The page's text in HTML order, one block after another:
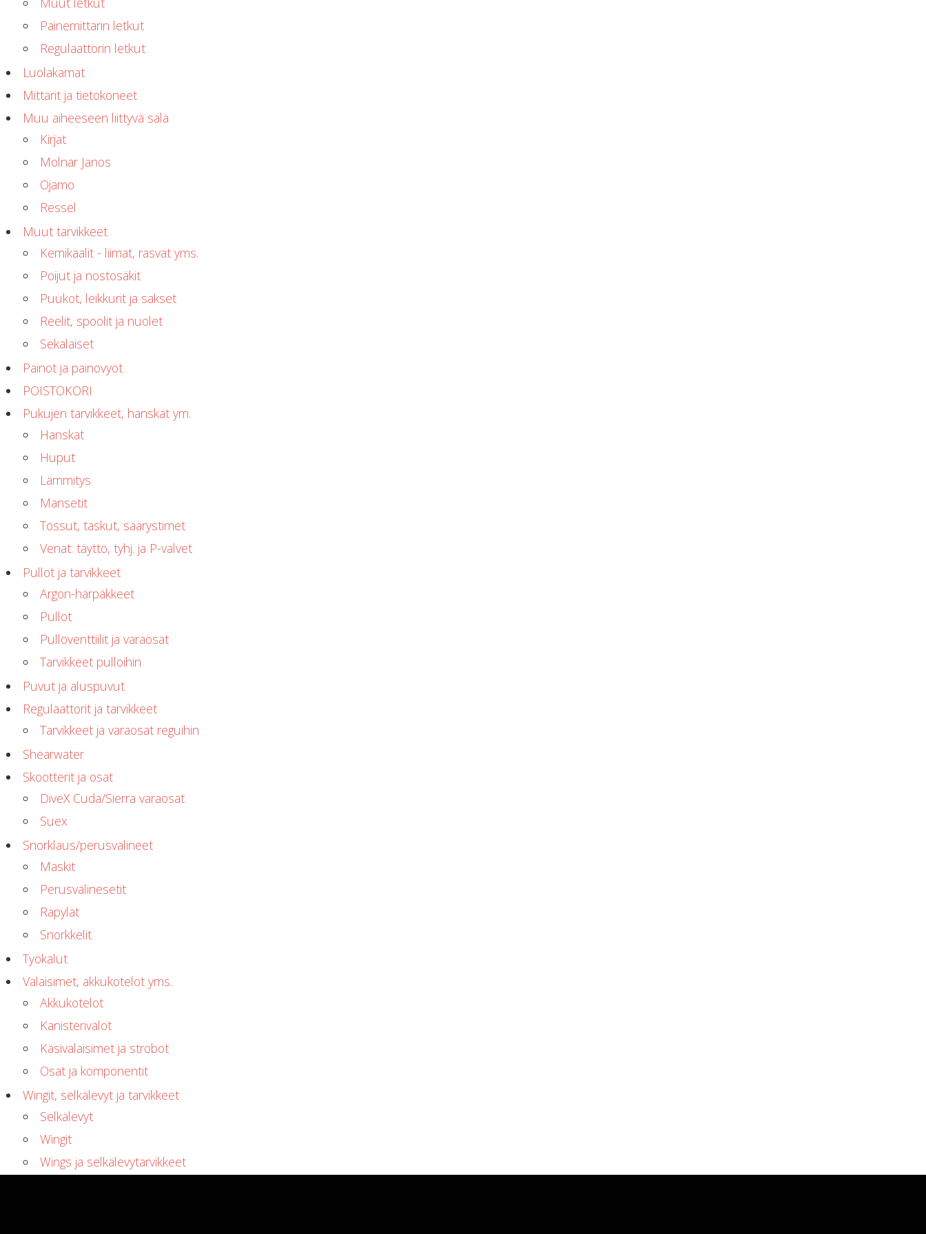
Painemittarin letkut
Regulaattorin letkut
Luolakamat
Mittarit ja tietokoneet
Muu aiheeseen liittyvä sälä
Kirjat
Molnar Janos
Ojamo
Ressel
Muut tarvikkeet
Kemikaalit - liimat, rasvat yms.
Poijut ja nostosäkit
Puukot, leikkurit ja sakset
Reelit, spoolit ja nuolet
Sekalaiset
Painot ja painovyöt
POISTOKORI
Pukujen tarvikkeet, hanskat ym.
Hanskat
Huput
Lämmitys
Mansetit
Tossut, taskut, säärystimet
Venat: täyttö, tyhj. ja P-valvet
Pullot ja tarvikkeet
Argon-härpäkkeet
Pullot
Pulloventtiilit ja varaosat
Tarvikkeet pulloihin
Puvut ja aluspuvut
Regulaattorit ja tarvikkeet
Tarvikkeet ja varaosat reguihin
Shearwater
Skootterit ja osat
DiveX Cuda/Sierra varaosat
Suex
Snorklaus/perusvälineet
Maskit
Perusvälinesetit
Räpylät
Snorkkelit
Työkalut
Valaisimet, akkukotelot yms.
Akkukotelot
Kanisterivalot
Käsivalaisimet ja strobot
Osat ja komponentit
Wingit, selkälevyt ja tarvikkeet
Selkälevyt
Wingit
Wings ja selkälevytarvikkeet